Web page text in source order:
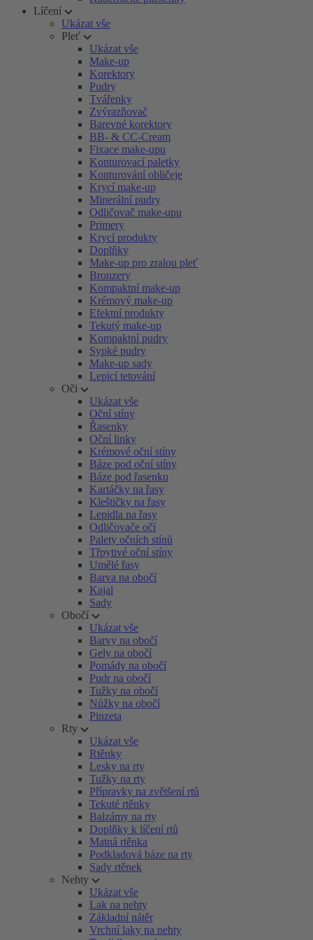
Líčení
Ukázat vše
Pleť
Ukázat vše
Make-up
Korektory
Pudry
Tvářenky
Zvýrazňovač
Barevné korektory
BB- & CC-Cream
Fixace make-upu
Konturovací paletky
Konturování obličeje
Krycí make-up
Minerální pudry
Odličovač make-upu
Primery
Krycí produkty
Doplňky
Make-up pro zralou pleť
Bronzery
Kompaktní make-up
Krémový make-up
Efektní produkty
Tekutý make-up
Kompaktní pudry
Sypké pudry
Make-up sady
Lepicí tetování
Oči
Ukázat vše
Oční stíny
Řasenky
Oční linky
Krémové oční stíny
Báze pod oční stíny
Báze pod řasenku
Kartáčky na řasy
Kleštičky na řasy
Lepidla na řasy
Odličovače očí
Palety očních stínů
Třpytivé oční stíny
Umělé řasy
Barva na obočí
Kajal
Sady
Obočí
Ukázat vše
Barvy na obočí
Gely na obočí
Pomády na obočí
Pudr na obočí
Tužky na obočí
Nůžky na obočí
Pinzeta
Rty
Ukázat vše
Rtěnky
Lesky na rty
Tužky na rty
Přípravky na zvětšení rtů
Tekuté rtěnky
Balzámy na rty
Doplňky k líčení rtů
Matná rtěnka
Podkladová báze na rty
Sady rtěnek
Nehty
Ukázat vše
Lak na nehty
Základní nátěr
Vrchní laky na nehty